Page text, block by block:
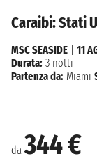
Caraibi: Stati
da344 €
MSC SEASIDE
11
Durata: 3 notti
Partenza da: Miami